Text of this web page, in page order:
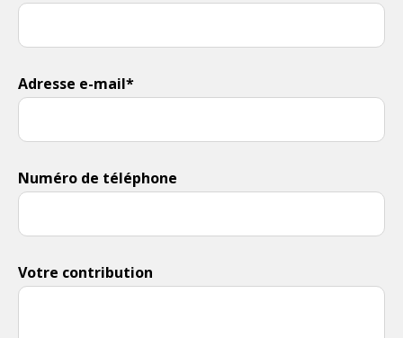
Adresse e-mail*
Numéro de téléphone
Votre contribution